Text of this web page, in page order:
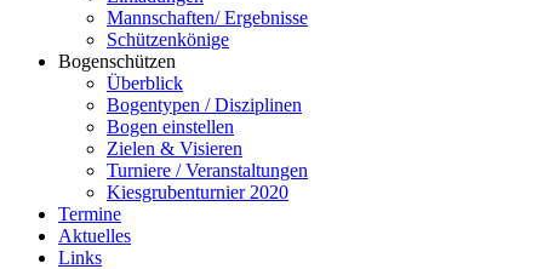
Mannschaften/ Ergebnisse
Schützenkönige
Bogenschützen
Überblick
Bogentypen / Disziplinen
Bogen einstellen
Zielen & Visieren
Turniere / Veranstaltungen
Kiesgrubenturnier 2020
Termine
Aktuelles
Links